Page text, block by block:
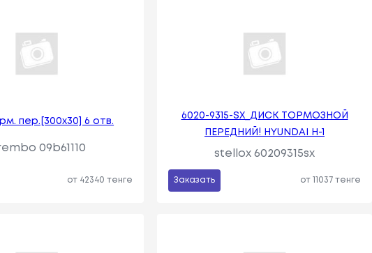
пер.[300x30] 6 отв.
09b61110
от 42340 тенге
6020-9315-SX_ДИСК ТОРМОЗНОЙ
ПЕРЕДНИЙ! HYUNDAI H-1
stellox 60209315sx
Заказать от 11037 тенге